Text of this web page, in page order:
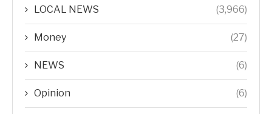
LOCAL NEWS (3,966)
Money (27)
NEWS (6)
Opinion (6)